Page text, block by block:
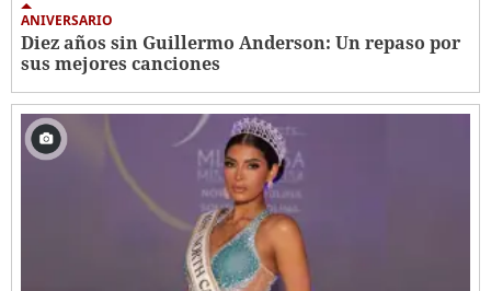
ANIVERSARIO
Diez años sin Guillermo Anderson: Un repaso por
sus mejores canciones